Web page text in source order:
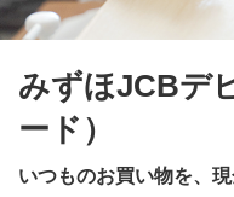
みずほJCBデビット
みずほJCBデ
ード）
いつものお買い物を、